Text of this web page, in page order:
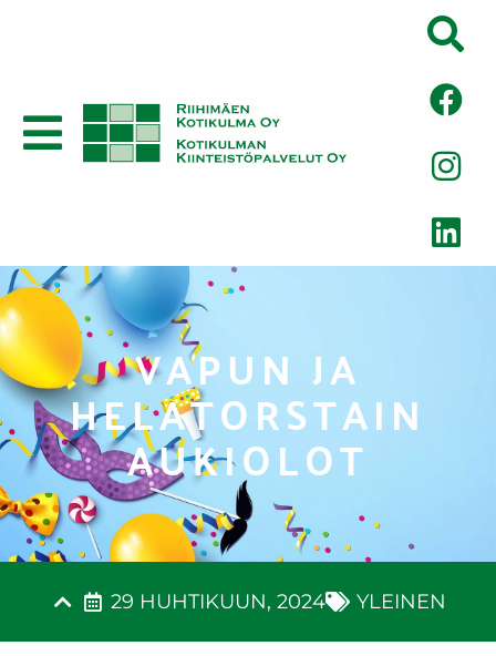
VAPUN JA
HELATORSTAIN
AUKIOLOT
29 HUHTIKUUN, 2024 YLEINEN